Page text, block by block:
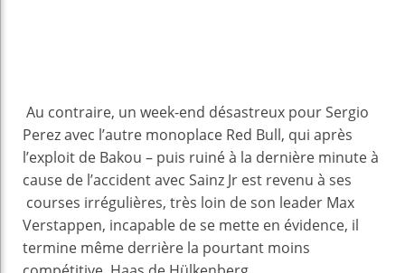
Au contraire, un week-end désastreux pour Sergio
Perez avec l’autre monoplace Red Bull, qui après
l’exploit de Bakou – puis ruiné à la dernière minute à
cause de l’accident avec Sainz Jr est revenu à ses
courses irrégulières, très loin de son leader Max
Verstappen, incapable de se mette en évidence, il
termine même derrière la pourtant moins